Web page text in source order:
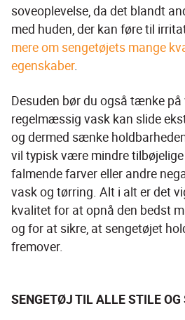
soveoplevelse, da det blandt
med huden, der kan føre til
mere om sengetøjets mange
egenskaber.
Desuden bør du også tænke på
regelmæssig vask kan slide
og dermed sænke
vil typisk være mindre
falmende farver eller andre
vask og tørring. Alt i alt er det
kvalitet for at opnå den bedst
og for at sikre, at sengetøjet
fremover.
SENGETØJ TIL ALLE STILE OG